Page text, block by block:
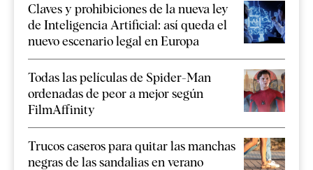
Claves y prohibiciones de la nueva ley
de Inteligencia Artificial: así queda el
nuevo escenario legal en Europa
Todas las películas de Spider-Man
ordenadas de peor a mejor según
FilmAffinity
Trucos caseros para quitar las manchas
negras de las sandalias en verano